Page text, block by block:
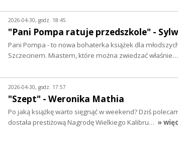
2026-04-30, godz. 18:45
"Pani Pompa ratuje przedszkole" -
Pani Pompa - to nowa bohaterka książek dla
Szczecinem. Miastem, które można zwiedzać właśnie…
2026-04-30, godz. 17:57
"Szept" - Weronika Mathia
Po jaką książkę warto sięgnąć w weekend? Dziś
dostała prestiżową Nagrodę Wielkiego Kalibru… »